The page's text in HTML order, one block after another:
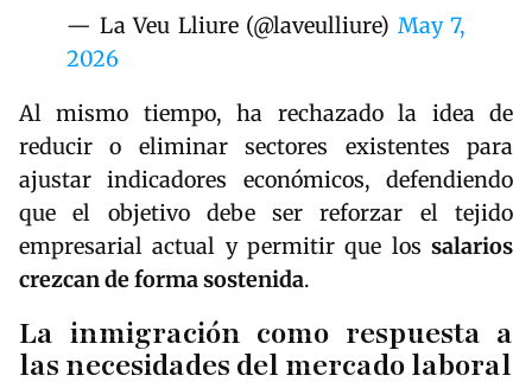
— La Veu Lliure (@laveulliure) May 7,
2026
Al mismo tiempo, ha rechazado la idea de
reducir o eliminar sectores existentes para
ajustar indicadores económicos, defendiendo
que el objetivo debe ser reforzar el tejido
empresarial actual y permitir que los salarios
crezcan de forma sostenida.
La inmigración como respuesta a
las necesidades del mercado laboral